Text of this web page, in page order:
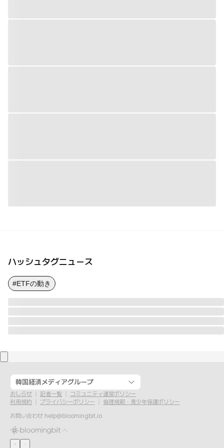
ハッシュタグニュース
#ETFの動き
韓国経済メディアグループ
おしらせ 記者一覧
コミュニティ運営ポリシー
利用規約
プライバシーポリシー
倫理規範・青少年保護ポリシー
お問い合わせ help@bloomingbit.io